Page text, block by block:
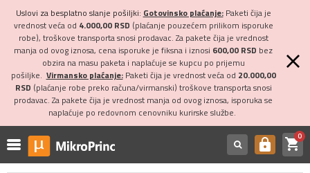
Uslovi za besplatno slanje pošiljki: Gotovinsko plaćanje:Paketi čija je
vrednost veća od 4.000,00 RSD (plaćanje pouzećem prilikom isporuke
robe), troškove transporta snosi prodavac. Za pakete čija je vrednost
manja od ovog iznosa, cena isporuke je fiksna i iznosi 600,00 RSD bez
obzira na masu paketa i naplaćuje se kupcu po prijemu
pošiljke. Virmansko plaćanje:Paketi čija je vrednost veća od 20.000,00
RSD (plaćanje robe preko računa/virmanski) troškove transporta snosi
prodavac. Za pakete čija je vrednost manja od ovog iznosa, isporuka se
naplaćuje po redovnom cenovniku kurirske službe.
https shopping_cart0